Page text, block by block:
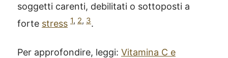
soggetti carenti, debilitati o sottoposti a
forte stress 1, 2, 3.
Per approfondire, leggi: Vitamina C e